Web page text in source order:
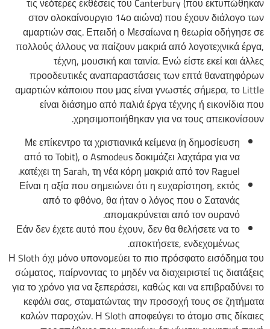
στον ολοκαίνουργιο 14ο αιώνα) που έχουν διάλογο των
αμαρτιών σας. Επειδή ο Μεσαίωνα η θεωρία οδήγησε σε
πολλούς άλλους να παίζουν μακριά από λογοτεχνικά έργα,
τέχνη, μουσική και ταινία. Ενώ είστε εκεί και άλλες
προοδευτικές αναπαραστάσεις των επτά θανατηφόρων
αμαρτιών κάποιου που μας είναι γνωστές σήμερα, το Little
είναι διάσημο από παλιά έργα τέχνης ή εικονίδια που
χρησιμοποιήθηκαν για να τους απεικονίσουν.
Με επίκεντρο τα χριστιανικά κείμενα (η δημοσίευση
από το Tobit), ο Asmodeus δοκιμάζει λαχτάρα για να
κατέχει τη Sarah, τη νέα κόρη μακριά από τον Raguel.
Είναι η αξία που σημειώνει ότι η ευχαρίστηση, εκτός
από το φθόνο, θα ήταν ο λόγος που ο Σατανάς
απομακρύνεται από τον ουρανό.
Εάν δεν έχετε αυτό που έχουν, δεν θα θελήσετε να το
αποκτήσετε, ενδεχομένως.
Η Sloth όχι μόνο υπονομεύει το πιο πρόσφατο εισόδημα του
σώματος, παίρνοντας το μηδέν να διαχειριστεί τις διατάξεις
για το χρόνο για να ξεπεράσει, καθώς και να επιβραδύνει το
κεφάλι σας, σταματώντας την προσοχή τους σε ζητήματα
καλών παροχών. Η Sloth αποφεύγει το άτομο στις δίκαιες